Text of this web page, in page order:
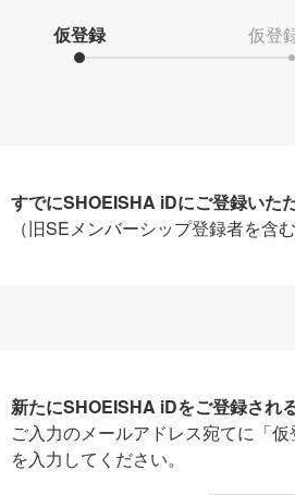
仮登録 仮登
すでにSHOEISHA iDにご登録いた
（旧SEメンバーシップ登録者を含む
新たにSHOEISHA iDをご登録され
ご入力のメールアドレス宛てに「
を入力してください。